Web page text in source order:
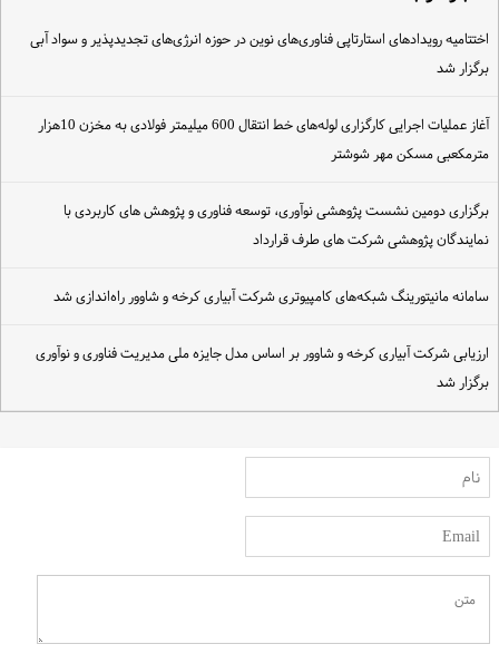
اختتامیه رویدادهای استارتاپی فناوری‌های نوین در حوزه انرژی‌های تجدیدپذیر و سواد آبی
برگزار شد
آغاز عملیات اجرایی کارگزاری لوله‌های خط انتقال 600 میلیمتر فولادی به مخزن 10هزار
مترمکعبی مسکن مهر شوشتر
برگزاری دومین نشست پژوهشی نوآوری، توسعه فناوری و پژوهش های کاربردی با
نمایندگان پژوهشی شرکت های طرف قرارداد
سامانه مانیتورینگ شبکه‌های کامپیوتری شرکت آبیاری کرخه و شاوور راه‌اندازی شد
ارزیابی شرکت آبیاری کرخه و شاوور بر اساس مدل جایزه ملی مدیریت فناوری و نوآوری
برگزار شد